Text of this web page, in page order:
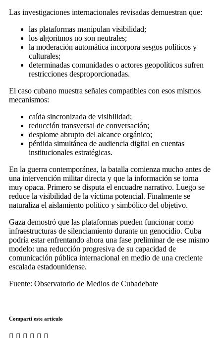
Las investigaciones internacionales revisadas demuestran que:
las plataformas manipulan visibilidad;
los algoritmos no son neutrales;
la moderación automática incorpora sesgos políticos y
culturales;
determinadas comunidades o actores geopolíticos sufren
restricciones desproporcionadas.
El caso cubano muestra señales compatibles con esos mismos
mecanismos:
caída sincronizada de visibilidad;
reducción transversal de conversación;
desplome abrupto del alcance orgánico;
pérdida simultánea de audiencia digital en cuentas
institucionales estratégicas.
En la guerra contemporánea, la batalla comienza mucho antes de
una intervención militar directa y que la información se torna
muy opaca. Primero se disputa el encuadre narrativo. Luego se
reduce la visibilidad de la víctima potencial. Finalmente se
naturaliza el aislamiento político y simbólico del objetivo.
Gaza demostró que las plataformas pueden funcionar como
infraestructuras de silenciamiento durante un genocidio. Cuba
podría estar enfrentando ahora una fase preliminar de ese mismo
modelo: una reducción progresiva de su capacidad de
comunicación pública internacional en medio de una creciente
escalada estadounidense.
Fuente: Observatorio de Medios de Cubadebate
Compartí este artículo